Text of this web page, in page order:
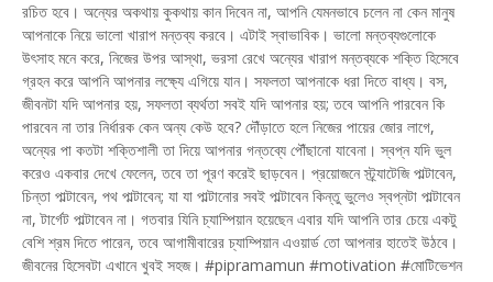
রচিত হবে। অন্যের অকথায় কুকথায় কান দিবেন না, আপনি যেমনভাবে চলেন না কেন মানুষ
আপনাকে নিয়ে ভালো খারাপ মন্তব্য করবে। এটাই স্বাভাবিক। ভালো মন্তব্যগুলোকে
উৎসাহ মনে করে, নিজের উপর আস্থা, ভরসা রেখে অন্যের খারাপ মন্তব্যকে শক্তি হিসেবে
গ্রহন করে আপনি আপনার লক্ষ্যে এগিয়ে যান। সফলতা আপনাকে ধরা দিতে বাধ্য। বস,
জীবনটা যদি আপনার হয়, সফলতা ব্যর্থতা সবই যদি আপনার হয়; তবে আপনি পারবেন কি
পারবেন না তার নির্ধারক কেন অন্য কেউ হবে? দৌঁড়াতে হলে নিজের পায়ের জোর লাগে,
অন্যের পা কতটা শক্তিশালী তা দিয়ে আপনার গন্তব্যে পৌঁছানো যাবেনা। স্বপ্ন যদি ভুল
করেও একবার দেখে ফেলেন, তবে তা পূরণ করেই ছাড়বেন। প্রয়োজনে স্ট্র্যাটেজি পাল্টাবেন,
চিন্তা পাল্টাবেন, পথ পাল্টাবেন; যা যা পাল্টানোর সবই পাল্টাবেন কিন্তু ভুলেও স্বপ্নটা পাল্টাবেন
না, টার্গেট পাল্টাবেন না। গতবার যিনি চ্যাম্পিয়ান হয়েছেন এবার যদি আপনি তার চেয়ে একটু
বেশি শ্রম দিতে পারেন, তবে আগামীবারের চ্যাম্পিয়ান এওয়ার্ড তো আপনার হাতেই উঠবে।
জীবনের হিসেবটা এখানে খুবই সহজ। #pipramamun #motivation #মোটিভেশন